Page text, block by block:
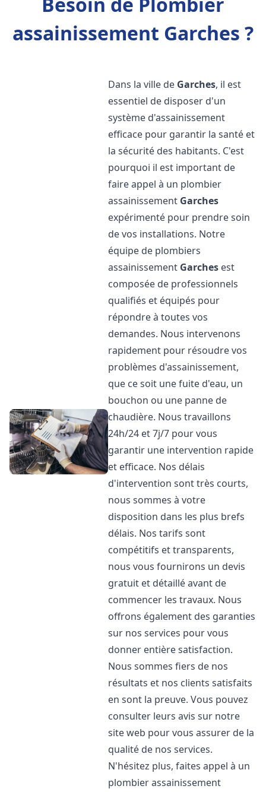
assainissement Garches ?
Dans la ville de Garches, il est
essentiel de disposer d'un
système d'assainissement
efficace pour garantir la santé et
la sécurité des habitants. C'est
pourquoi il est important de
faire appel à un plombier
assainissement Garches
expérimenté pour prendre soin
de vos installations. Notre
équipe de plombiers
assainissement Garches est
composée de professionnels
qualifiés et équipés pour
répondre à toutes vos
demandes. Nous intervenons
rapidement pour résoudre vos
problèmes d'assainissement,
que ce soit une fuite d'eau, un
bouchon ou une panne de
chaudière. Nous travaillons
24h/24 et 7j/7 pour vous
garantir une intervention rapide
et efficace. Nos délais
d'intervention sont très courts,
nous sommes à votre
disposition dans les plus brefs
délais. Nos tarifs sont
compétitifs et transparents,
nous vous fournirons un devis
gratuit et détaillé avant de
commencer les travaux. Nous
offrons également des garanties
sur nos services pour vous
donner entière satisfaction.
Nous sommes fiers de nos
résultats et nos clients satisfaits
en sont la preuve. Vous pouvez
consulter leurs avis sur notre
site web pour vous assurer de la
qualité de nos services.
N'hésitez plus, faites appel à un
plombier assainissement